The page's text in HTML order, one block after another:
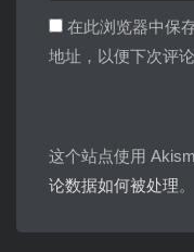
在此浏览器中保
地址，以便下次评论
这个站点使用
论数据如何被处理。